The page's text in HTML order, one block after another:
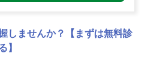
しませんか？【まずは無料診
】